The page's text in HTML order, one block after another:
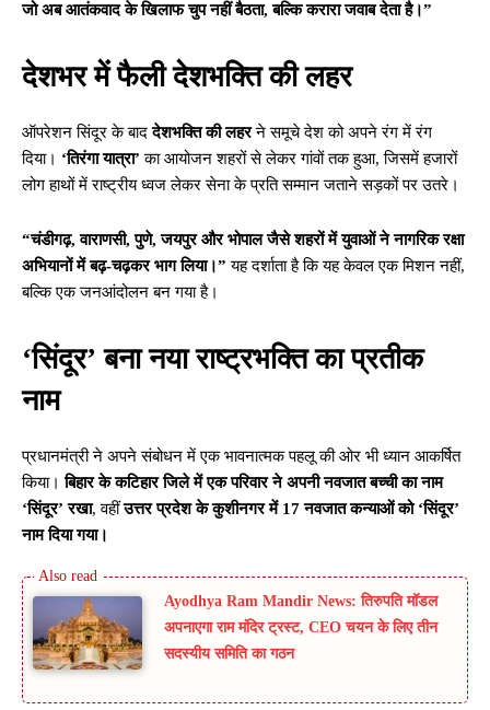
जो अब आतंकवाद के खिलाफ चुप नहीं बैठता, बल्कि करारा जवाब देता है।”
देशभर में फैली देशभक्ति की लहर
ऑपरेशन सिंदूर के बाददेशभक्ति की लहरने समूचे देश को अपने रंग में रंग
दिया। ‘तिरंगा यात्रा’ का आयोजन शहरों से लेकर गांवों तक हुआ, जिसमें हजारों
लोग हाथों में राष्ट्रीय ध्वज लेकर सेना के प्रति सम्मान जताने सड़कों पर उतरे।
“चंडीगढ़, वाराणसी, पुणे, जयपुर और भोपाल जैसे शहरों में युवाओं ने नागरिक रक्षा
अभियानों में बढ़-चढ़कर भाग लिया।” यह दर्शाता है कि यह केवल एक मिशन नहीं,
बल्कि एक जनआंदोलन बन गया है।
‘सिंदूर’ बना नया राष्ट्रभक्ति का प्रतीक
नाम
प्रधानमंत्री ने अपने संबोधन में एक भावनात्मक पहलू की ओर भी ध्यान आकर्षित
किया।बिहार के कटिहार जिले में एक परिवार ने अपनी नवजात बच्ची का नाम
‘सिंदूर’ रखा, वहींउत्तर प्रदेश के कुशीनगर में 17 नवजात कन्याओं को ‘सिंदूर’
नाम दिया गया।
Ayodhya Ram Mandir News: तिरुपति मॉडल
अपनाएगा राम मंदिर ट्रस्ट, CEO चयन के लिए तीन
सदस्यीय समिति का गठन